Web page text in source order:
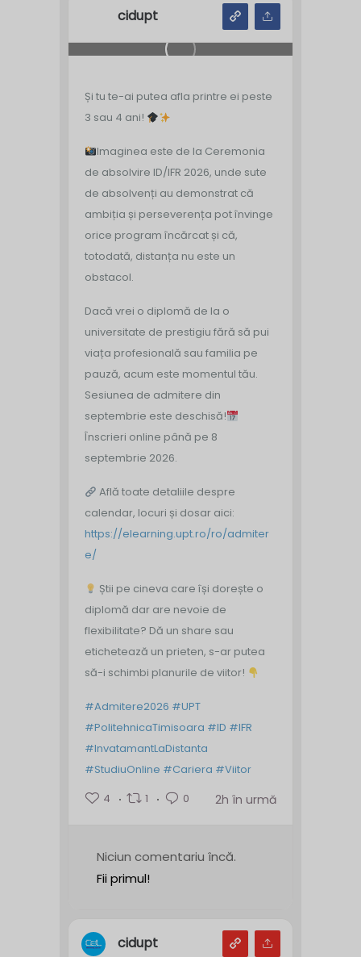
cidupt
Și tu te-ai putea afla printre ei peste
3 sau 4 ani!
Imaginea este de la Ceremonia
de absolvire ID/IFR 2026, unde sute
de absolvenți au demonstrat că
ambiția și perseverența pot învinge
orice program încărcat și că,
totodată, distanța nu este un
obstacol.
Dacă vrei o diplomă de la o
universitate de prestigiu fără să pui
viața profesională sau familia pe
pauză, acum este momentul tău.
Sesiunea de admitere din
septembrie este deschisă!
Înscrieri online până pe 8
septembrie 2026.
Află toate detaliile despre
calendar, locuri și dosar aici:
https://elearning.upt.ro/ro/admiter
e/
Știi pe cineva care își dorește o
diplomă dar are nevoie de
flexibilitate? Dă un share sau
etichetează un prieten, s-ar putea
să-i schimbi planurile de viitor!
#Admitere2026 #UPT
#PolitehnicaTimisoara #ID #IFR
#InvatamantLaDistanta
#StudiuOnline #Cariera #Viitor
4
1 0 2h în urmă
Niciun comentariu încă.
Fii primul!
cidupt